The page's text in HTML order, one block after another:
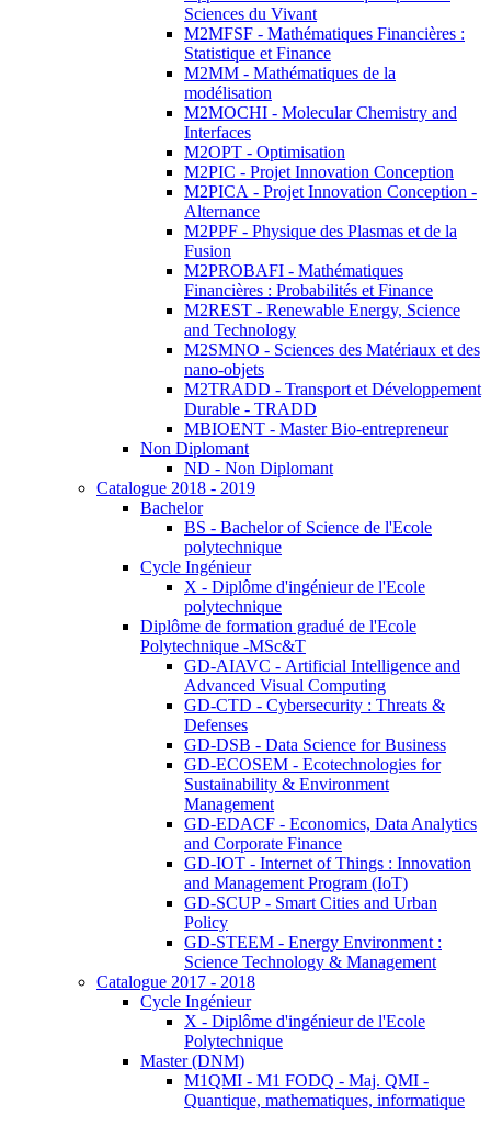
Sciences du Vivant
M2MFSF - Mathématiques Financières :
Statistique et Finance
M2MM - Mathématiques de la
modélisation
M2MOCHI - Molecular Chemistry and
Interfaces
M2OPT - Optimisation
M2PIC - Projet Innovation Conception
M2PICA - Projet Innovation Conception -
Alternance
M2PPF - Physique des Plasmas et de la
Fusion
M2PROBAFI - Mathématiques
Financières : Probabilités et Finance
M2REST - Renewable Energy, Science
and Technology
M2SMNO - Sciences des Matériaux et des
nano-objets
M2TRADD - Transport et Développement
Durable - TRADD
MBIOENT - Master Bio-entrepreneur
Non Diplomant
ND - Non Diplomant
Catalogue 2018 - 2019
Bachelor
BS - Bachelor of Science de l'Ecole
polytechnique
Cycle Ingénieur
X - Diplôme d'ingénieur de l'Ecole
polytechnique
Diplôme de formation gradué de l'Ecole
Polytechnique -MSc&T
GD-AIAVC - Artificial Intelligence and
Advanced Visual Computing
GD-CTD - Cybersecurity : Threats &
Defenses
GD-DSB - Data Science for Business
GD-ECOSEM - Ecotechnologies for
Sustainability & Environment
Management
GD-EDACF - Economics, Data Analytics
and Corporate Finance
GD-IOT - Internet of Things : Innovation
and Management Program (IoT)
GD-SCUP - Smart Cities and Urban
Policy
GD-STEEM - Energy Environment :
Science Technology & Management
Catalogue 2017 - 2018
Cycle Ingénieur
X - Diplôme d'ingénieur de l'Ecole
Polytechnique
Master (DNM)
M1QMI - M1 FODQ - Maj. QMI -
Quantique, mathematiques, informatique